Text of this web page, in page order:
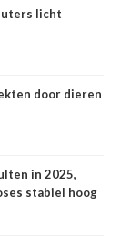
licht
door dieren
in 2025,
stabiel hoog